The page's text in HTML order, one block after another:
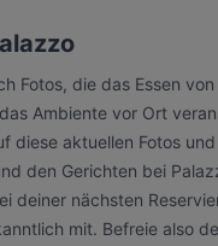
Fotos, die das Essen
Ambiente vor Ort
diese aktuellen Fotos
den Gerichten bei
deiner nächsten
mit. Befreie also